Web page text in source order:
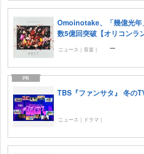
Omoinotake、「幾億光年
数5億回突破【オリコンラ
ニュース｜音楽｜
TBS『ファンサタ』 冬の
ニュース｜ドラマ｜